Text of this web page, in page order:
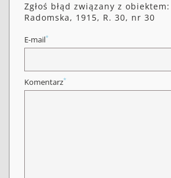
Zgłoś błąd związany z
Radomska, 1915, R. 30, nr 30
E-mail*
Komentarz*